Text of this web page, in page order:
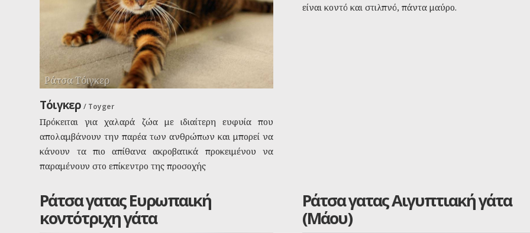
Ράτσα Τόιγκερ
Τόιγκερ / Toyger
Πρόκειται για χαλαρά ζώα με ιδιαίτερη ευφυία που
απολαμβάνουν την παρέα των ανθρώπων και μπορεί να
κάνουν τα πιο απίθανα ακροβατικά προκειμένου να
παραμένουν στο επίκεντρο της προσοχής
είναι κοντό και στιλπνό, πάντα μαύρο.
Ράτσα γατας Ευρωπαική
κοντότριχη γάτα
Ράτσα γατας Αιγυπτιακή γάτα
(Μάου)